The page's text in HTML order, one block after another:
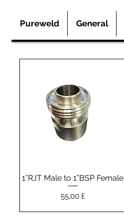
Pureweld General
Vista rapida
1”RJT Male to 1”BSP Female
Prezzo
55,00 £